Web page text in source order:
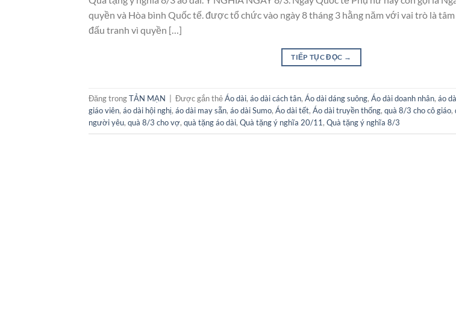
quyền và Hòa bình Quốc tế. được tổ chức vào ngày 8 tháng 3 hằng năm với vai trò là
đấu tranh vì quyền […]
TIẾP TỤC ĐỌC →
Đăng trongTẢN MẠN Được gắn thẻÁo dài, áo dài cách tân, Áo dài dáng suông, Áo dài doanh nhân, áo
giáo viên, áo dài hội nghị, áo dài may sẵn, áo dài Sumo, Áo dài tết, Áo dài truyền thống, quà 8/3 cho cô giáo,
người yêu, quà 8/3 cho vợ, quà tặng áo dài, Quà tặng ý nghĩa 20/11, Quà tặng ý nghĩa 8/3